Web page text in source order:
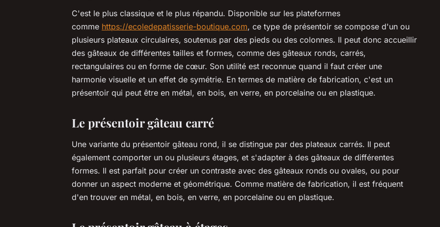
C'est le plus classique et le plus répandu. Disponible sur les plateformes
comme https://ecoledepatisserie-boutique.com, ce type de présentoir se compose d'un ou
plusieurs plateaux circulaires, soutenus par des pieds ou des colonnes. Il peut donc accueillir
des gâteaux de différentes tailles et formes, comme des gâteaux ronds, carrés,
rectangulaires ou en forme de cœur. Son utilité est reconnue quand il faut créer une
harmonie visuelle et un effet de symétrie. En termes de matière de fabrication, c'est un
présentoir qui peut être en métal, en bois, en verre, en porcelaine ou en plastique.
Le présentoir gâteau carré
Une variante du présentoir gâteau rond, il se distingue par des plateaux carrés. Il peut
également comporter un ou plusieurs étages, et s'adapter à des gâteaux de différentes
formes. Il est parfait pour créer un contraste avec des gâteaux ronds ou ovales, ou pour
donner un aspect moderne et géométrique. Comme matière de fabrication, il est fréquent
d'en trouver en métal, en bois, en verre, en porcelaine ou en plastique.